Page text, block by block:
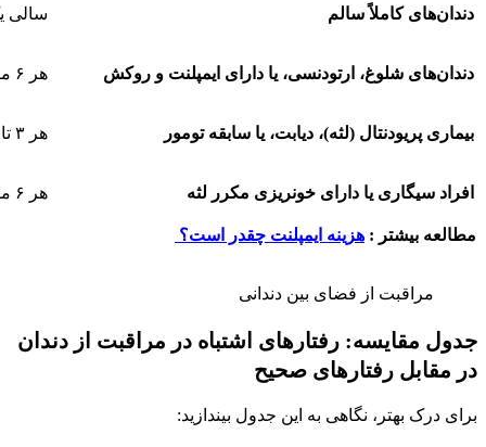
دندان‌های کاملاً سالم سالی یک
دندان‌های شلوغ، ارتودنسی، یا دارای ایمپلنت و روکش هر ۶ ماه یک بار
بیماری پریودنتال (لثه)، دیابت، یا سابقه تومور هر ۳ تا ۶ ماه یک بار (تحت نظر پزشک)
افراد سیگاری یا دارای خونریزی مکرر لثه هر ۶ ماه یک بار
مطالعه بیشتر : هزینه ایمپلنت چقدر است؟
مراقبت از فضای بین دندانی
جدول مقایسه: رفتارهای اشتباه در مراقبت از دندان
در مقابل رفتارهای صحیح
برای درک بهتر، نگاهی به این جدول بیندازید: